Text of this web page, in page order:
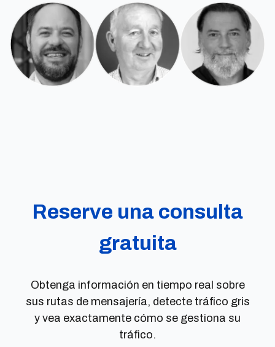
Reserve una consulta
gratuita
Obtenga información en tiempo real sobre
sus rutas de mensajería, detecte tráfico gris
y vea exactamente cómo se gestiona su
tráfico.